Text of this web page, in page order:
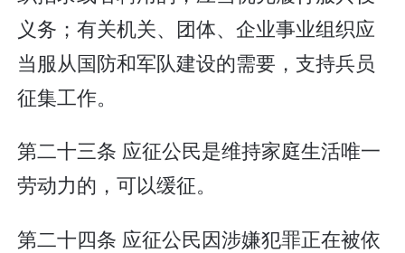
义务；有关机关、团体、企业事业组织应
当服从国防和军队建设的需要，支持兵员
征集工作。
第二十三条 应征公民是维持家庭生活唯一
劳动力的，可以缓征。
第二十四条 应征公民因涉嫌犯罪正在被依